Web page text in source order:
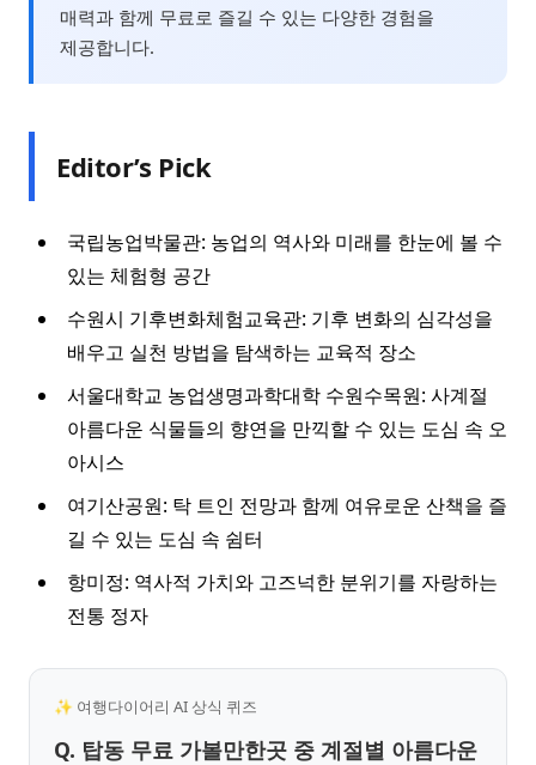
매력과 함께 무료로 즐길 수 있는 다양한 경험을
제공합니다.
Editor’s Pick
국립농업박물관: 농업의 역사와 미래를 한눈에 볼 수
있는 체험형 공간
수원시 기후변화체험교육관: 기후 변화의 심각성을
배우고 실천 방법을 탐색하는 교육적 장소
서울대학교 농업생명과학대학 수원수목원: 사계절
아름다운 식물들의 향연을 만끽할 수 있는 도심 속 오
아시스
여기산공원: 탁 트인 전망과 함께 여유로운 산책을 즐
길 수 있는 도심 속 쉼터
항미정: 역사적 가치와 고즈넉한 분위기를 자랑하는
전통 정자
✨ 여행다이어리 AI 상식 퀴즈
Q. 탑동 무료 가볼만한곳 중 계절별 아름다운